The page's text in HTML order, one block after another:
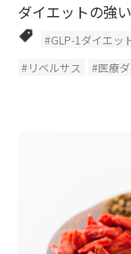
ダイエットの強
#GLP-1ダイエッ
#リベルサス
#医療